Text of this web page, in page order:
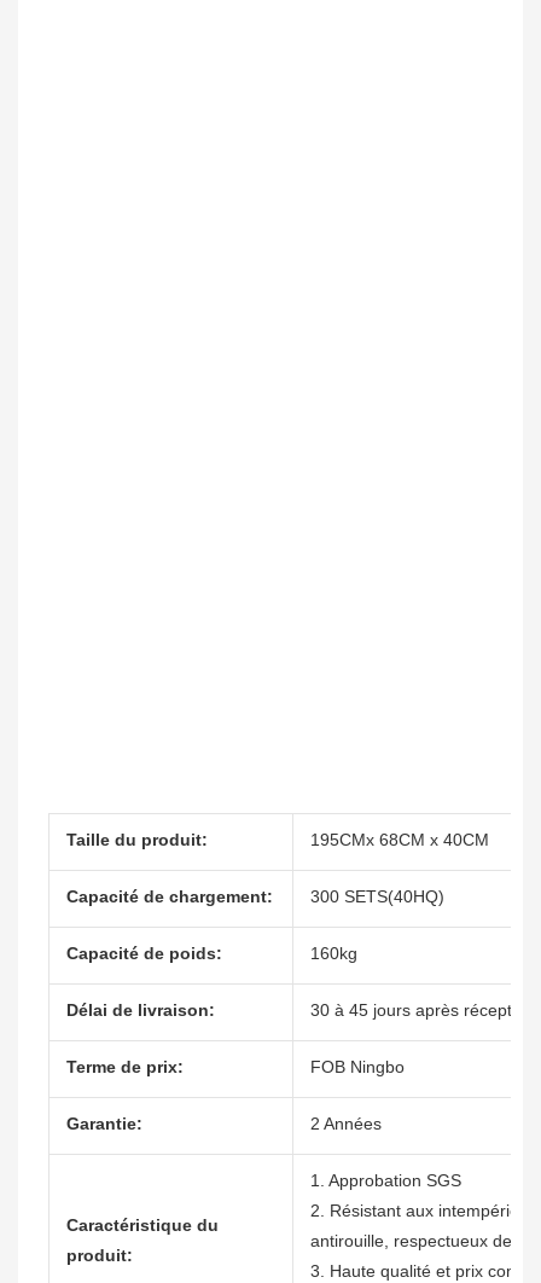
Taille du produit: 195CMx 68CM x 40CM
Capacité de chargement: 300 SETS(40HQ)
Capacité de poids: 160kg
Délai de livraison: 30 à 45 jours après réception
Terme de prix: FOB Ningbo
Garantie: 2 Années
Caractéristique du
produit:
1. Approbation SGS
2. Résistant aux intempéries,
antirouille, respectueux de
3. Haute qualité et prix